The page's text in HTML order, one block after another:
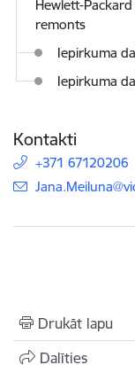
Hewlett-
remonts
Iepirkuma
Iepirkuma
Kontakti
+371 67120206
E-pasts:
Drukāt lapu
Dalīties